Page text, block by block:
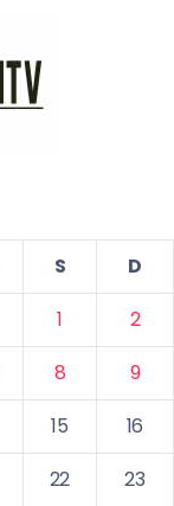
S
D
1
2
8
9
15
16
22
23